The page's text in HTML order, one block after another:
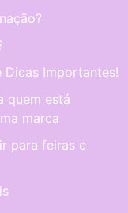
Dicas Importantes!
quem está
marca
para feiras e